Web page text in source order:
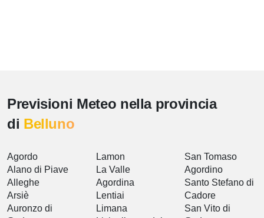
Previsioni Meteo nella provincia
di Belluno
Agordo
Alano di Piave
Alleghe
Arsiè
Auronzo di
Lamon
La Valle
Agordina
Lentiai
Limana
San Tomaso
Agordino
Santo Stefano di
Cadore
San Vito di